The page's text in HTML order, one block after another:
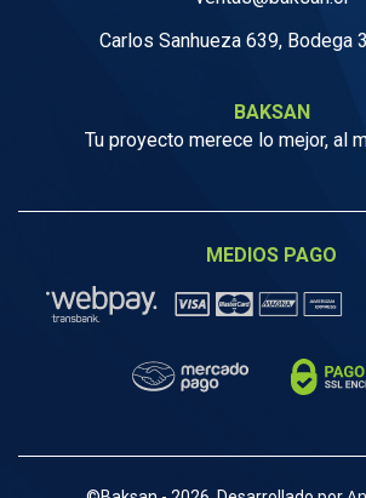
Carlos Sanhueza 639, Bodega
BAKSAN
Tu proyecto merece lo mejor, al
MEDIOS PAGO